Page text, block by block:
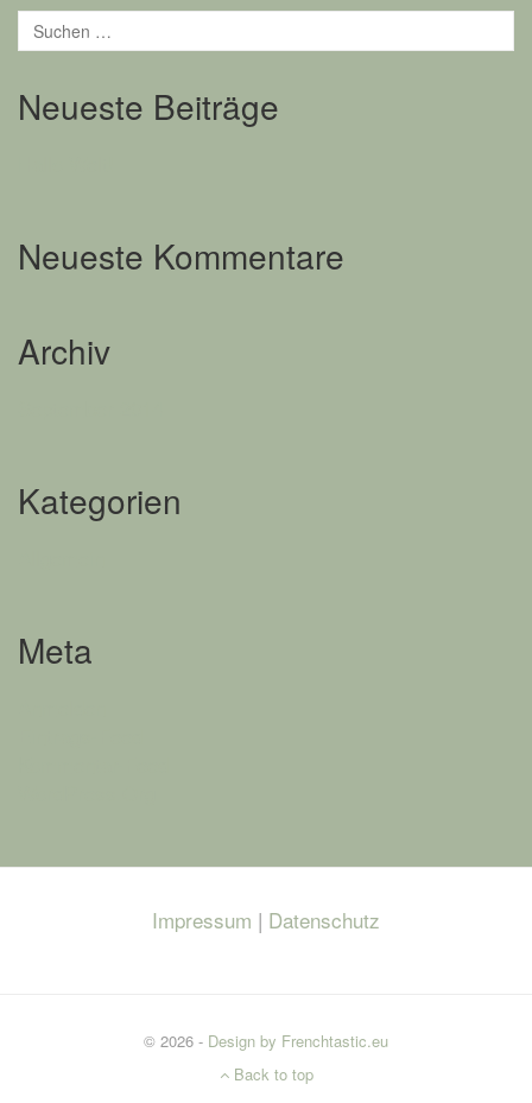
Neueste Beiträge
Neueste Kommentare
Archiv
Kategorien
Meta
Impressum | Datenschutz
© 2026 - Design by Frenchtastic.eu
Back to top